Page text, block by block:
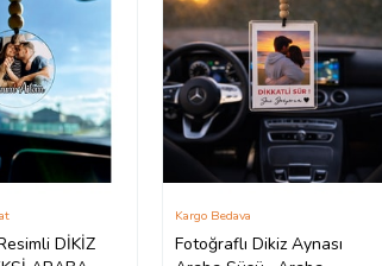
DİKİZ
Fotoğraflı Dikiz Aynası
Kargo Bedava